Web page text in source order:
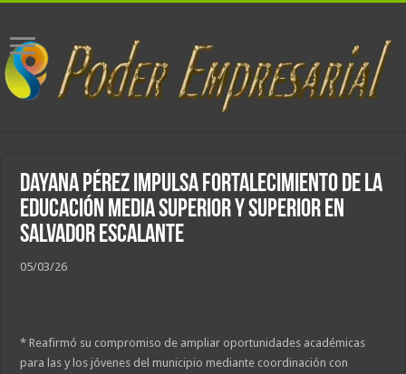
Dayana Pérez impulsa fortalecimiento de la
educación media superior y superior en
Salvador Escalante
05/03/26
* Reafirmó su compromiso de ampliar oportunidades académicas
para las y los jóvenes del municipio mediante coordinación con